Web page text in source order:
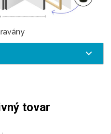
tovar